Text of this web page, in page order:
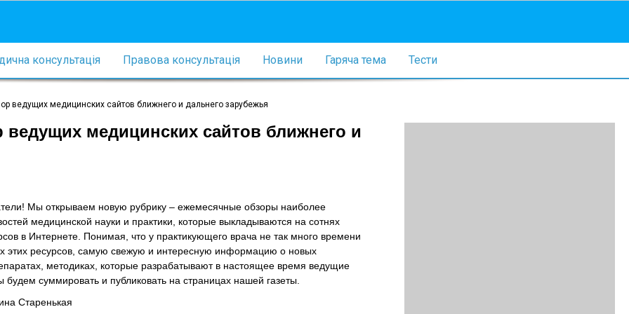
консультація Правова консультація Новини Гаряча тема Тести
ведущих медицинских сайтов ближнего и дальнего зарубежья
медицинских сайтов ближнего и
Мы открываем новую рубрику – ежемесячные обзоры наиболее
медицинской науки и практики, которые выкладываются на сотнях
в Интернете. Понимая, что у практикующего врача не так много времени
этих ресурсов, самую свежую и интересную информацию о новых
методиках, которые разрабатывают в настоящее время ведущие
суммировать и публиковать на страницах нашей газеты.
Старенькая